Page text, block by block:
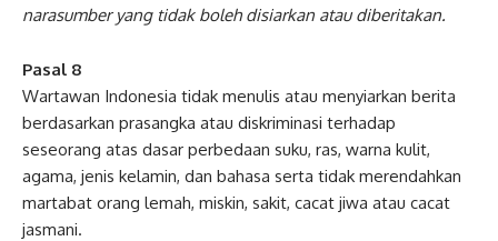
narasumber yang tidak boleh disiarkan atau diberitakan.
Pasal 8
Wartawan Indonesia tidak menulis atau menyiarkan berita
berdasarkan prasangka atau diskriminasi terhadap
seseorang atas dasar perbedaan suku, ras, warna kulit,
agama, jenis kelamin, dan bahasa serta tidak merendahkan
martabat orang lemah, miskin, sakit, cacat jiwa atau cacat
jasmani.